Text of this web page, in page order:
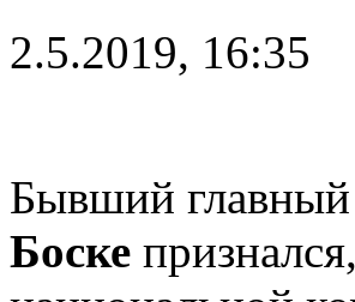
2.5.2019, 16:35
Бывший
Боске